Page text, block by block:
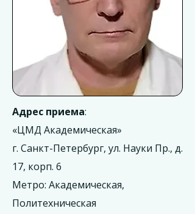
Адрес приема:
«ЦМД Академическая»
г. Санкт-Петербург, ул. Науки Пр., д.
17, корп. 6
Метро: Академическая,
Политехническая